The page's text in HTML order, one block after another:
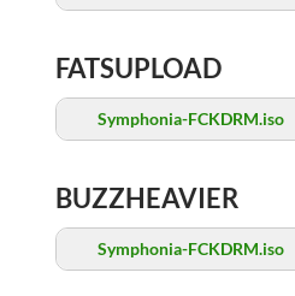
FATSUPLOAD
Symphonia-FCKDRM.iso
BUZZHEAVIER
Symphonia-FCKDRM.iso